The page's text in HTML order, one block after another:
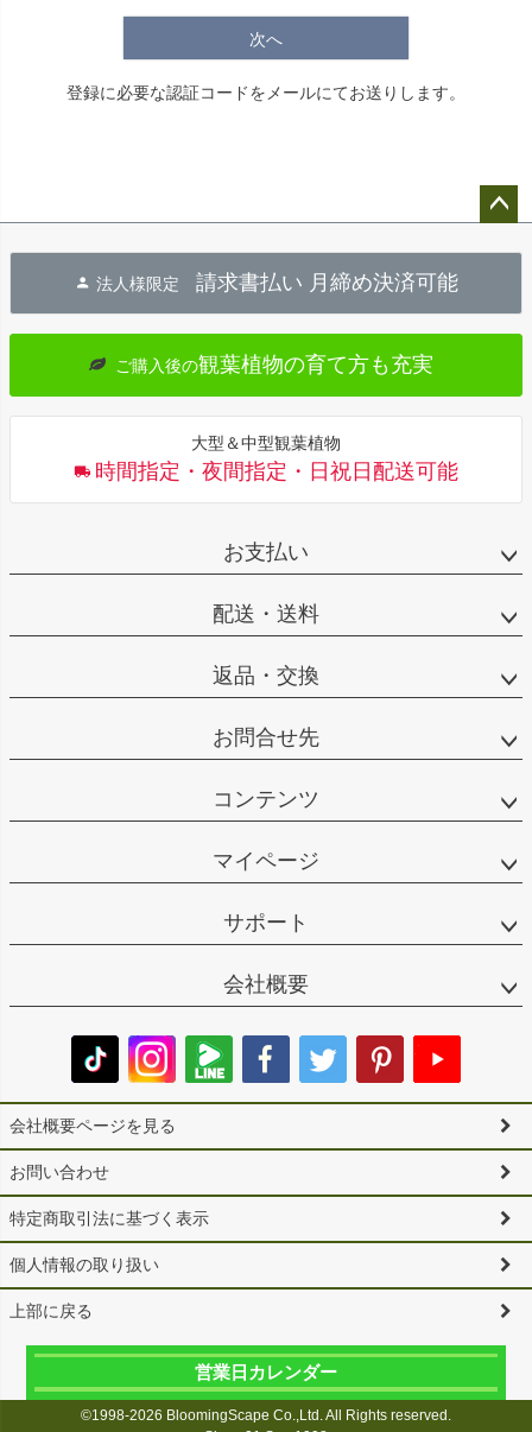
次へ
登録に必要な認証コードをメールにてお送りします。
へ
法人様限定 請求書払い 月締め決済可能
ご購入後の観葉植物の育て方も充実
大型＆中型観葉植物
時間指定・夜間指定・日祝日配送可能
お支払い
配送・送料
返品・交換
お問合せ先
コンテンツ
マイページ
サポート
会社概要
会社概要ページを見る
お問い合わせ
特定商取引法に基づく表示
個人情報の取り扱い
上部に戻る
営業日カレンダー
©1998-2026 BloomingScape Co.,Ltd. All Rights reserved.